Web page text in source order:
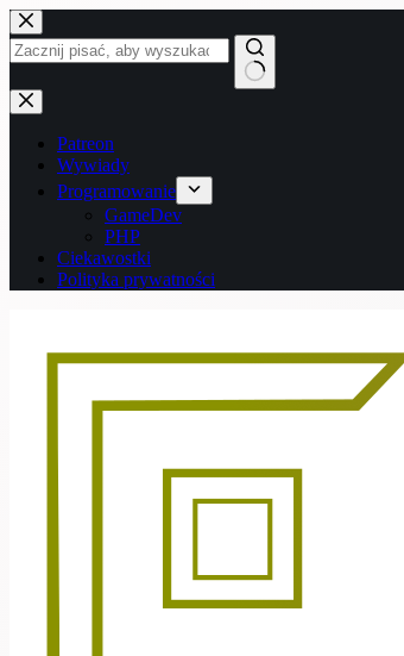
Przejdź
do
treści
Brak
wyników
Patreon
Wywiady
Programowanie
GameDev
PHP
Ciekawostki
Polityka prywatności